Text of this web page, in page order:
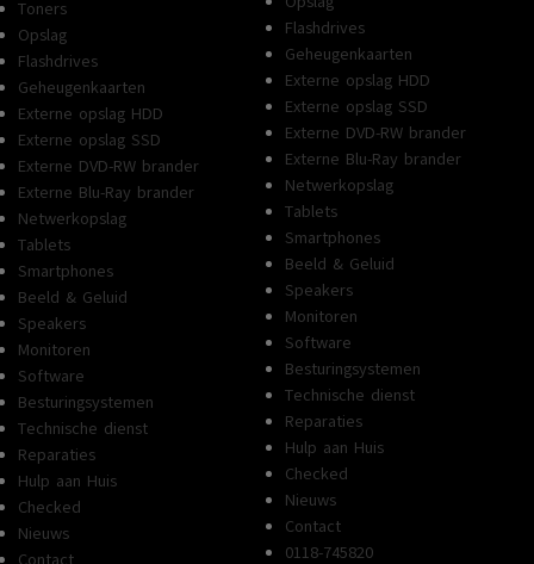
Toners
Opslag
Flashdrives
Geheugenkaarten
Externe opslag HDD
Externe opslag SSD
Externe DVD-RW brander
Externe Blu-Ray brander
Netwerkopslag
Tablets
Smartphones
Beeld & Geluid
Speakers
Monitoren
Software
Besturingsystemen
Technische dienst
Reparaties
Hulp aan Huis
Checked
Nieuws
Flashdrives
Geheugenkaarten
Externe opslag HDD
Externe opslag SSD
Externe DVD-RW brander
Externe Blu-Ray brander
Netwerkopslag
Tablets
Smartphones
Beeld & Geluid
Speakers
Monitoren
Software
Besturingsystemen
Technische dienst
Reparaties
Hulp aan Huis
Checked
Nieuws
Contact
0118-745820